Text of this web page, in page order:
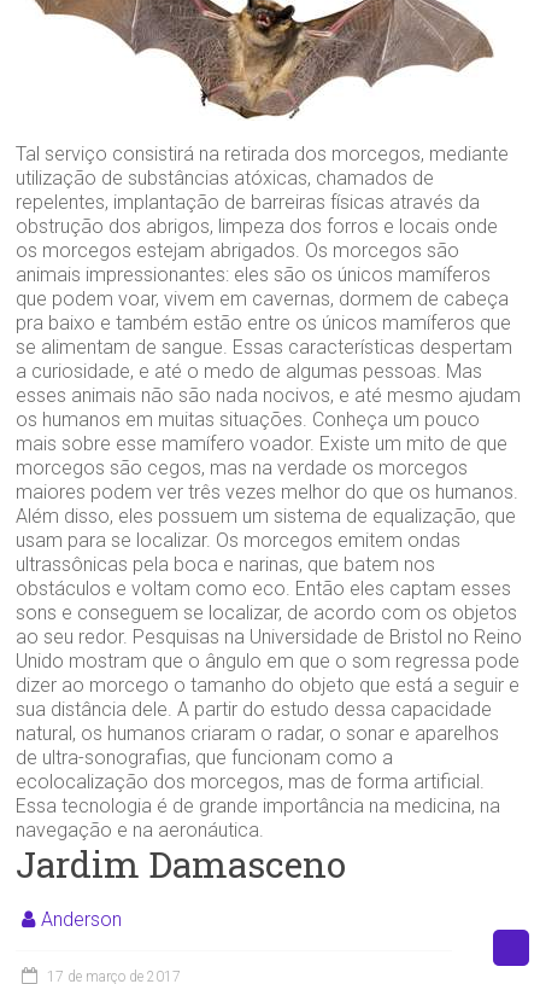
Tal serviço consistirá na retirada dos morcegos, mediante
utilização de substâncias atóxicas, chamados de
repelentes, implantação de barreiras físicas através da
obstrução dos abrigos, limpeza dos forros e locais onde
os morcegos estejam abrigados. Os morcegos são
animais impressionantes: eles são os únicos mamíferos
que podem voar, vivem em cavernas, dormem de cabeça
pra baixo e também estão entre os únicos mamíferos que
se alimentam de sangue. Essas características despertam
a curiosidade, e até o medo de algumas pessoas. Mas
esses animais não são nada nocivos, e até mesmo ajudam
os humanos em muitas situações. Conheça um pouco
mais sobre esse mamífero voador. Existe um mito de que
morcegos são cegos, mas na verdade os morcegos
maiores podem ver três vezes melhor do que os humanos.
Além disso, eles possuem um sistema de equalização, que
usam para se localizar. Os morcegos emitem ondas
ultrassônicas pela boca e narinas, que batem nos
obstáculos e voltam como eco. Então eles captam esses
sons e conseguem se localizar, de acordo com os objetos
ao seu redor. Pesquisas na Universidade de Bristol no Reino
Unido mostram que o ângulo em que o som regressa pode
dizer ao morcego o tamanho do objeto que está a seguir e
sua distância dele. A partir do estudo dessa capacidade
natural, os humanos criaram o radar, o sonar e aparelhos
de ultra-sonografias, que funcionam como a
ecolocalização dos morcegos, mas de forma artificial.
Essa tecnologia é de grande importância na medicina, na
navegação e na aeronáutica.
Jardim Damasceno
Anderson
17 de março de 2017